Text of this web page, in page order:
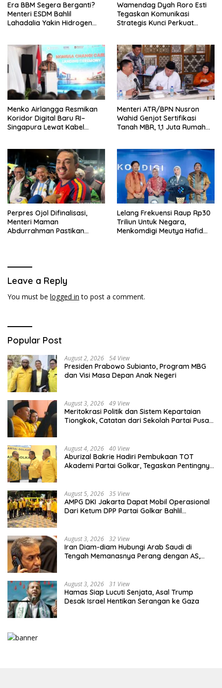
Era BBM Segera Berganti?
Menteri ESDM Bahlil
Lahadalia Yakin Hidrogen
Wamendag Dyah Roro Esti
Tegaskan Komunikasi
Strategis Kunci Perkuat
Menko Airlangga Resmikan
Koridor Digital Baru RI–
Singapura Lewat Kabel
Menteri ATR/BPN Nusron
Wahid Genjot Sertifikasi
Tanah MBR, 1,1 Juta Rumah
Perpres Ojol Difinalisasi,
Menteri Maman
Abdurrahman Pastikan
Lelang Frekuensi Raup Rp30
Triliun Untuk Negara,
Menkomdigi Meutya Hafid
Leave a Reply
You must be logged in to post a comment.
Popular Post
August 2, 2026 54 View
Presiden Prabowo Subianto, Program MBG
dan Visi Masa Depan Anak Negeri
August 3, 2026 49 View
Meritokrasi Politik dan Sistem Kepartaian
Tiongkok, Catatan dari Sekolah Partai Pusat
August 4, 2026 40 View
Aburizal Bakrie Hadiri Pembukaan TOT
Akademi Partai Golkar, Tegaskan Pentingnya
August 5, 2026 35 View
AMPG DKI Jakarta Dapat Mobil Operasional
Dari Ketum DPP Partai Golkar Bahlil
August 3, 2026 32 View
Iran Diam-diam Hubungi Arab Saudi di
Tengah Memanasnya Perang dengan AS,
August 3, 2026 31 View
Hamas Siap Lucuti Senjata, Asal Trump
Desak Israel Hentikan Serangan ke Gaza